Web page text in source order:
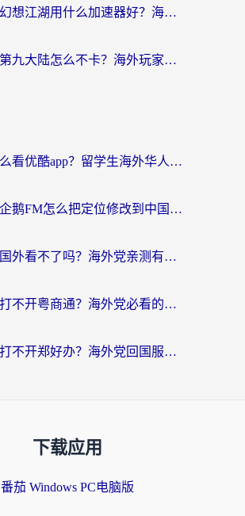
在欧洲打幻想江湖用什么加速器好？海外玩家国服游戏畅玩指南
加拿大玩第九大陆怎么不卡？海外玩家国服游戏加速全攻略（附足球世界萤火突击实测）
在国外怎么看优酷app？留学生海外华人必看的无限制追剧指南
在缅甸用企鹅FM怎么把定位修改到中国国内？海外党解决地域限制的实用指南
咪咕视频国外看不了吗？海外党亲测有效的回国加速解决方案
韩国怎么打不开粤商通？海外党必看的回国加速器选择指南（附加拿大农行俄罗斯有缘网解决方案）
泰国怎么打不开郑好办？海外党回国服务+影音追剧全搞定的实用指南
下载应用
番茄 Windows PC电脑版